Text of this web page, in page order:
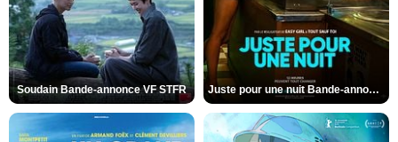
Soudain Bande-annonce VF STFR Juste pour une nuit Bande-annonce VO STFR